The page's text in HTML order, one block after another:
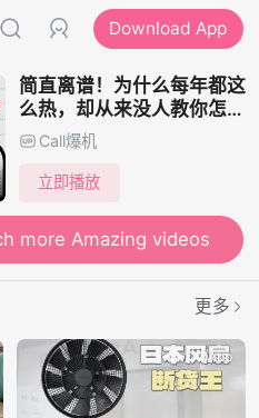
Download App
简直离谱！为什么每年都这
么热，却从来没人教你怎么
选风扇？花了3000+买来
的教训！如果不想走弯路花
冤枉钱的话，那本期视频或
Call爆机
立即播放
more Amazing videos
更多
App